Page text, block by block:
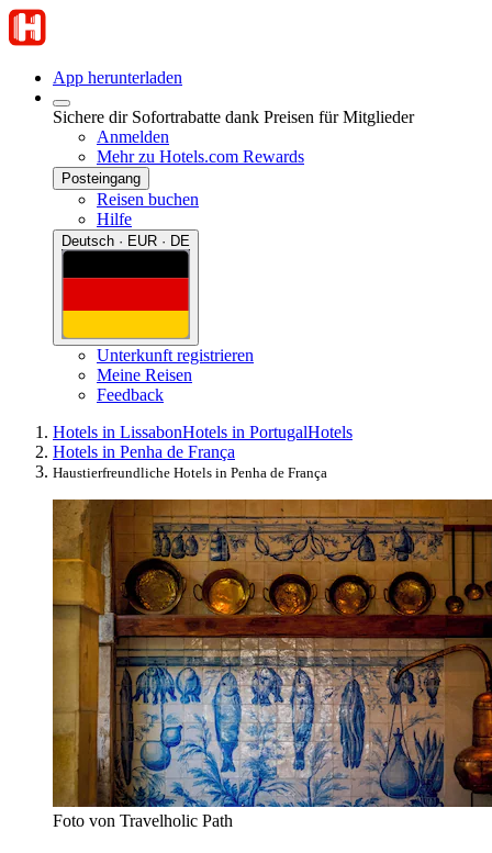
App herunterladen
Sichere dir Sofortrabatte dank Preisen für Mitglieder
Anmelden
Mehr zu Hotels.com Rewards
Posteingang
Reisen buchen
Hilfe
Deutsch · EUR · DE
Unterkunft registrieren
Meine Reisen
Feedback
Hotels in LissabonHotels in PortugalHotels
Hotels in Penha de França
Haustierfreundliche Hotels in Penha de França
Foto von Travelholic Path